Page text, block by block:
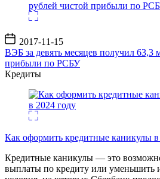
Дата
записи
2017-11-15
ВЭБ за девять месяцев получил 63,3
прибыли по РСБУ
Кредиты
Как оформить кредитные каникулы
Кредитные каникулы — это
выплаты по кредиту или уменьшить